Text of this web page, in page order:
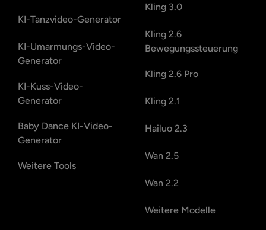
KI-Tanzvideo-Generator
KI-Umarmungs-Video-
Generator
KI-Kuss-Video-
Generator
Baby Dance KI-Video-
Generator
Weitere Tools
Kling 3.0
Kling 2.6
Bewegungssteuerung
Kling 2.6 Pro
Kling 2.1
Hailuo 2.3
Wan 2.5
Wan 2.2
Weitere Modelle